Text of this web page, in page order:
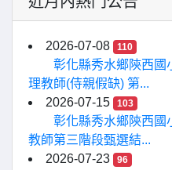
2026-07-08 110
彰化縣秀水鄉陝西國
理教師(侍親假缺) 第...
2026-07-15
103
彰化縣秀水鄉陝西國
教師第三階段甄選結...
2026-07-23
96